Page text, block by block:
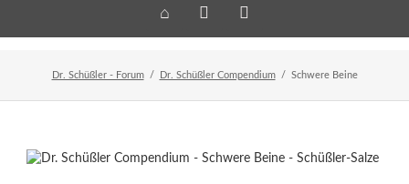
Home Veranstaltungen
Newsletter
Dr. Schüßler - Forum Dr. Schüßler Compendium Schwere Beine